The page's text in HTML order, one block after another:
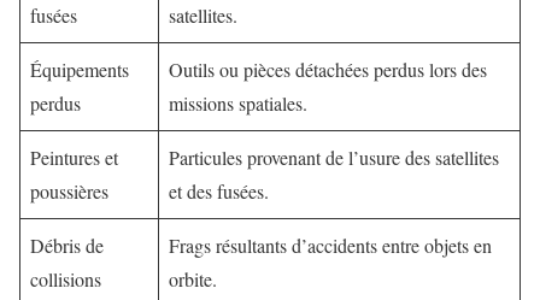
fusées
satellites.
Équipements
perdus
Outils ou pièces détachées perdus lors des
missions spatiales.
Peintures et
poussières
Particules provenant de l’usure des satellites
et des fusées.
Débris de
collisions
Frags résultants d’accidents entre objets en
orbite.